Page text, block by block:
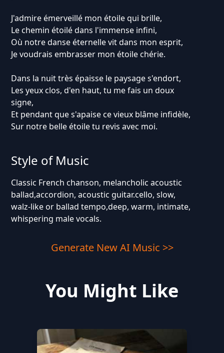
J'admire émerveillé mon étoile qui brille,
Le chemin étoilé dans l'immense infini,
Où notre danse éternelle vit dans mon esprit,
Je voudrais embrasser mon étoile chérie.
Dans la nuit très épaisse le paysage s'endort,
Les yeux clos, d'en haut, tu me fais un doux
signe,
Et pendant que s'apaise ce vieux blâme infidèle,
Sur notre belle étoile tu revis avec moi.
Style of Music
Classic French chanson, melancholic acoustic
ballad,accordion, acoustic guitar.cello, slow,
walz-like or ballad tempo,deep, warm, intimate,
whispering male vocals.
Generate New AI Music >>
You Might Like